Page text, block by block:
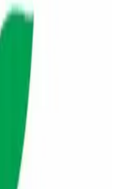
（Entrance Matting）系统，依
底尘土以保持室内清洁并降低
合大理石、瓷砖等饰面。
National Accreditation
Q ISO 9001:2015 的质量管
续运营。
，兼顾耐久与耐候，并采用
换；卷起地垫便于清理框架下
湿鞋亦可排水，外观与使用体